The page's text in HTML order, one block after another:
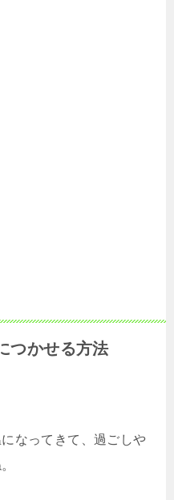
つかせる方法
なってきて、過ごしや